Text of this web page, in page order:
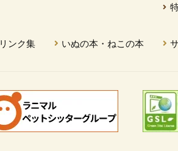
リンク集 いぬの本・ねこの本